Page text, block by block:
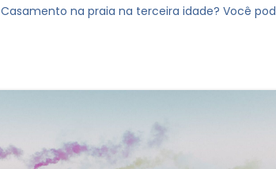
Casamento na praia na terceira idade? Você